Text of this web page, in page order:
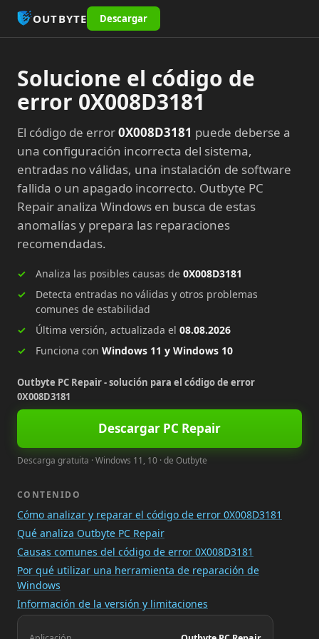
OUTBYTE Descargar
Solucione el código de
error 0X008D3181
El código de error0X008D3181 puede deberse a
una configuración incorrecta del sistema,
entradas no válidas, una instalación de software
fallida o un apagado incorrecto. Outbyte PC
Repair analiza Windows en busca de estas
anomalías y prepara las reparaciones
recomendadas.
Analiza las posibles causas de 0X008D3181
Detecta entradas no válidas y otros problemas
comunes de estabilidad
Última versión, actualizada el 08.08.2026
Funciona con Windows 11 y Windows 10
Outbyte PC Repair - solución para el código de error
0X008D3181
Descargar PC Repair
Descarga gratuita · Windows 11, 10 · de Outbyte
CONTENIDO
Cómo analizar y reparar el código de error 0X008D3181
Qué analiza Outbyte PC Repair
Causas comunes del código de error 0X008D3181
Por qué utilizar una herramienta de reparación de
Windows
Información de la versión y limitaciones